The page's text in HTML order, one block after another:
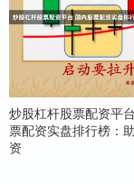
炒股杠杆股票配资平
票配资实盘排行榜：
资